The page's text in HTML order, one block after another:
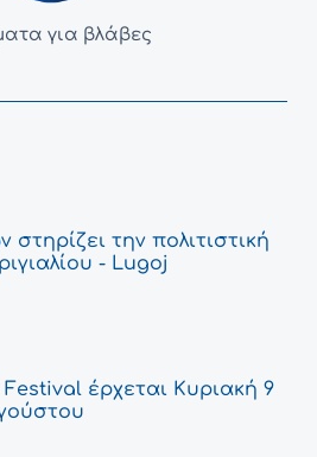
για βλάβες
την πολιτιστική
- Lugoj
έρχεται Κυριακή 9